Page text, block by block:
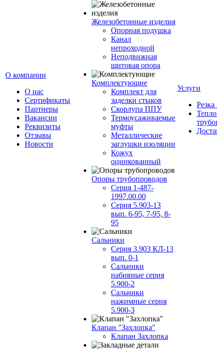
О компании
О нас
Сертификаты
Партнеры
Вакансии
Реквизиты
Отзывы
Новости
Железобетонные изделия
Опорная подушка
Канал
непроходной
Неподвижная
щитовая опора
Комплектующие
Комплект для
заделки стыков
Скорлупа ППУ
Термоусаживаемые
муфты
Металлические
заглушки изоляции
Кожух
оцинкованный
Опоры трубопроводов
Серия 1-487-
1997.00.00
Серия 5.903-13
вып. 6-95, 7-95, 8-
95
Сальники
Серия 3.903 КЛ-13
вып. 0-1
Сальники
набивные серия
5.900-2
Сальники
нажимные серия
5.900-3
Клапан "Захлопка"
Клапан Захлопка
Услуги
Резка